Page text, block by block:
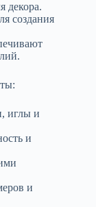
декора.
создания
иглы и
и
и